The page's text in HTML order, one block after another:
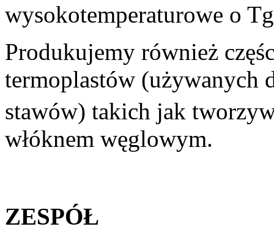
wysokotemperaturowe o
Produkujemy również
termoplastów (używanych
stawów) takich jak
włóknem węglowym.
ZESPÓŁ